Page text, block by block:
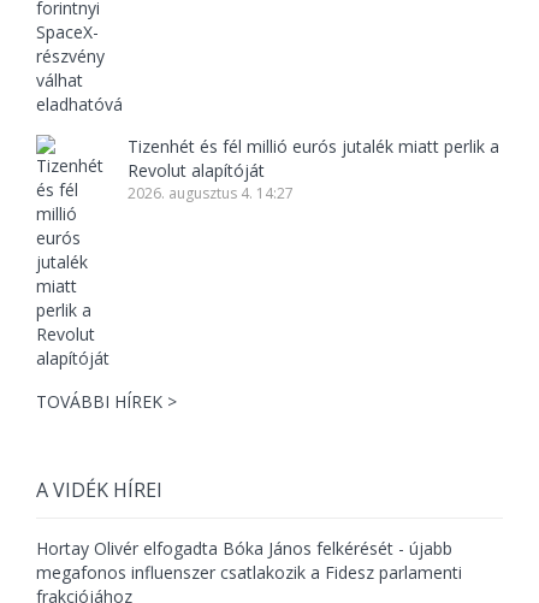
Tizenhét és fél millió eurós jutalék miatt perlik a
Revolut alapítóját
2026. augusztus 4. 14:27
TOVÁBBI HÍREK >
A VIDÉK HÍREI
Hortay Olivér elfogadta Bóka János felkérését - újabb
megafonos influenszer csatlakozik a Fidesz parlamenti
frakciójához